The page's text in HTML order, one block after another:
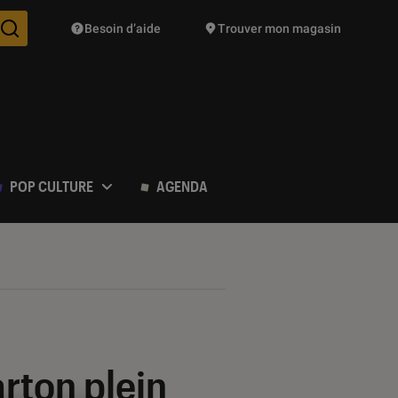
Des suggestions de produits vont vous être proposées
Besoin d’aide Trouver mon magasin
POP CULTURE AGENDA
plein